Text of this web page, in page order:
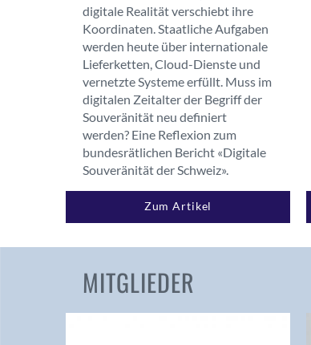
digitale Realität verschiebt ihre
Koordinaten. Staatliche Aufgaben
werden heute über internationale
Lieferketten, Cloud-Dienste und
vernetzte Systeme erfüllt. Muss im
digitalen Zeitalter der Begriff der
Souveränität neu definiert
werden? Eine Reflexion zum
bundesrätlichen Bericht «Digitale
Souveränität der Schweiz».
Zum Artikel
MITGLIEDER